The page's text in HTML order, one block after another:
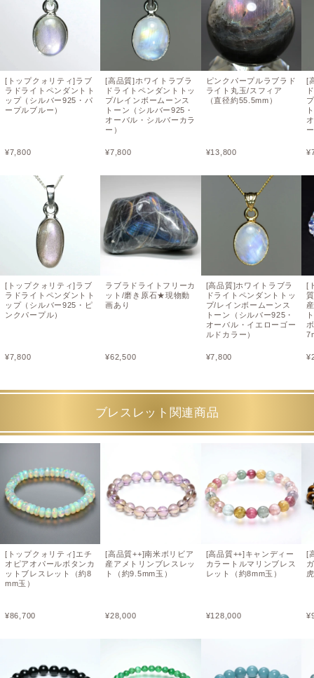
[トップクォリティ]ラブ
ラドライトペンダントト
ップ（シルバー925・パ
ープルブルー）
¥7,800
[トップクォリティ]ラブ
ラドライトペンダントト
ップ（シルバー925・ピ
ンクパープル）
¥7,800
[高品質]ホワイトラブラ
ドライトペンダントトッ
プ/レインボームーンス
トーン（シルバー925・
オーバル・シルバーカラ
ー）
¥7,800
ラブラドライトフリーカ
ット/磨き原石★現物動
画あり
¥62,500
ピンクパープルラブラド
ライト丸玉/スフィア
（直径約55.5mm）
¥13,800
[高品質]ホワイトラブラ
ドライトペンダントトッ
プ/レインボームーンス
トーン（シルバー925・
オーバル・イエローゴー
ルドカラー）
¥7,800
[
¥
[
¥
ブレスレット関連商品
[トップクォリティ]エチ
オピアオパールボタンカ
ットブレスレット（約8
mm玉）
¥86,700
[高品質++]南米ボリビア
産アメトリンブレスレッ
ト（約9.5mm玉）
¥28,000
[高品質++]キャンディー
カラートルマリンブレス
レット（約8mm玉）
¥128,000
[
¥